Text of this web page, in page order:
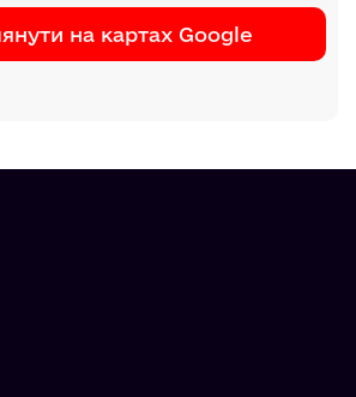
на картах Google